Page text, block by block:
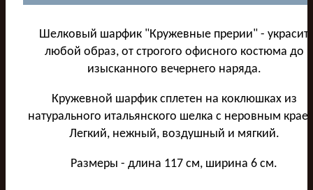
Шелковый шарфик "Кружевные прерии" - украсит
любой образ, от строгого офисного костюма до
изысканного вечернего наряда.
Кружевной шарфик сплетен на коклюшках из
натурального итальянского шелка с неровным
Легкий, нежный, воздушный и мягкий.
Размеры - длина 117 см, ширина 6 см.